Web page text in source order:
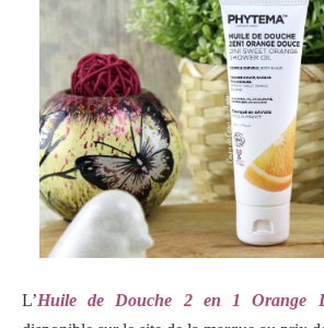
L’Huile de Douche 2 en 1 Orange